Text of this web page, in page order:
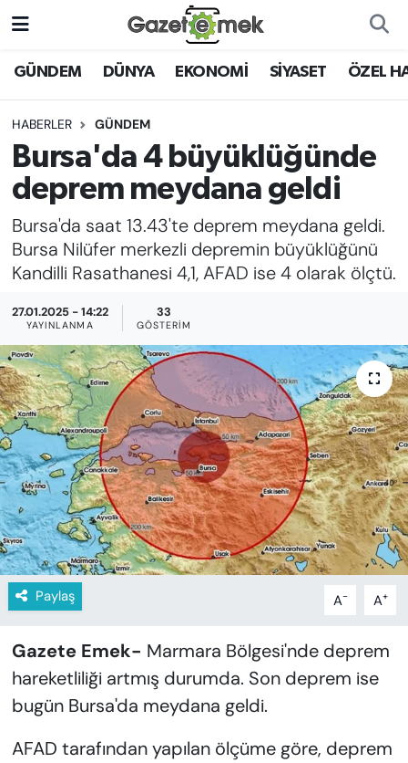
GÜNDEM DÜNYA EKONOMİ SİYASET ÖZEL
HABERLER GÜNDEM
Bursa'da 4 büyüklüğünde
deprem meydana geldi
Bursa'da saat 13.43'te deprem meydana geldi.
Bursa Nilüfer merkezli depremin büyüklüğünü
Kandilli Rasathanesi 4,1, AFAD ise 4 olarak ölçtü.
27.01.2025 - 14:22
YAYINLANMA
33
GÖSTERIM
Paylaş A- A+
Gazete Emek- Marmara Bölgesi'nde deprem
hareketliliği artmış durumda. Son deprem ise
bugün Bursa'da meydana geldi.
AFAD tarafından yapılan ölçüme göre, deprem
DÜNYA
EKONOMİ
EMEK HABERLERİ
YENİ MEDYADA EMEK
GAZETECİLİĞİNİ GELİŞTİRMEK
FAYDALI BİLGİLER
GÜNDEM
EĞİTİM
KADIN
SAĞLIK
SPOR
KÜLTÜR-SANAT
MAGAZİN
ÖZEL HABER
YAZAR KÖŞESİ
SİYASET
Nöbetçi Eczaneler
Hava Durumu
İstanbul Namaz Vakitleri
Trafik Durumu
Süper Lig Puan Durumu ve Fikstür
Tüm Manşetler
Son Dakika Haberleri
Haber Arşivi